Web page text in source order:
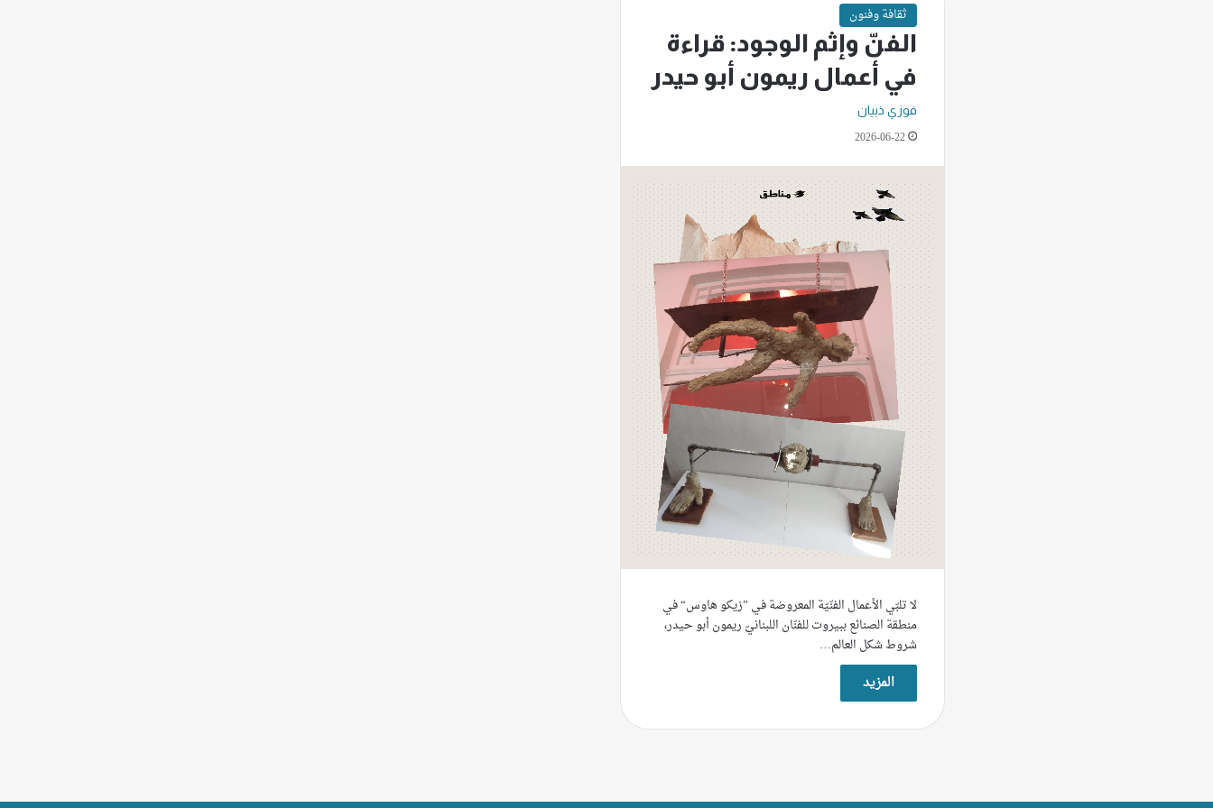
ثقافة وفنون
الفنّ وإثم الوجود: قراءة
في أعمال ريمون أبو حيدر
فوزي ذبيان
2026-06-22
لا تلبّي الأعمال الفنّيّة المعروضة في ”زيكو هاوس“ في
منطقة الصنائع ببيروت للفنّان اللبنانيّ ريمون أبو حيدر،
شروط شكل العالم…
المزيد